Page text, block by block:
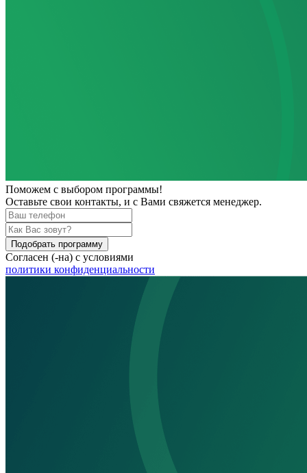
Поможем с выбором программы!
Оставьте свои контакты, и с Вами свяжется менеджер.
Подобрать программу
Согласен (-на) с условиями
политики конфиденциальности